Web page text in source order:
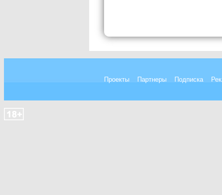
Проекты Партнеры Подписка